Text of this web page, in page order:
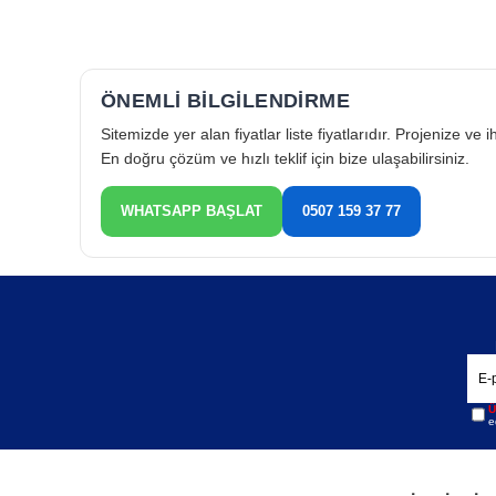
ÖNEMLİ BİLGİLENDİRME
Sitemizde yer alan fiyatlar liste fiyatlarıdır. Projenize ve
En doğru çözüm ve hızlı teklif için bize ulaşabilirsiniz.
WHATSAPP BAŞLAT 0507 159 37 77